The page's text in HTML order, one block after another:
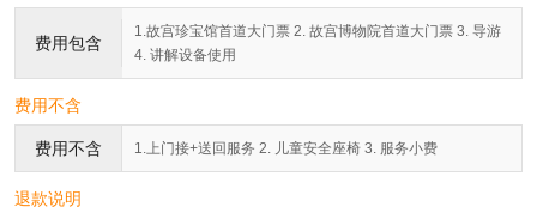
费用包含
1.故宫珍宝馆首道大门票 2. 故宫博物院首道大门票 3. 导游
4. 讲解设备使用
费用不含
费用不含 1.上门接+送回服务 2. 儿童安全座椅 3. 服务小费
退款说明